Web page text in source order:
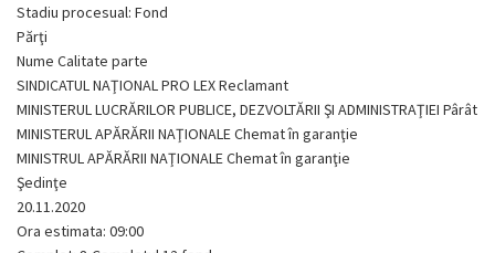
Stadiu procesual: Fond
Părţi
Nume Calitate parte
SINDICATUL NAŢIONAL PRO LEX Reclamant
MINISTERUL LUCRĂRILOR PUBLICE, DEZVOLTĂRII ŞI ADMINISTRAŢIEI Pârât
MINISTERUL APĂRĂRII NAŢIONALE Chemat în garanţie
MINISTRUL APĂRĂRII NAŢIONALE Chemat în garanţie
Şedinţe
20.11.2020
Ora estimata: 09:00